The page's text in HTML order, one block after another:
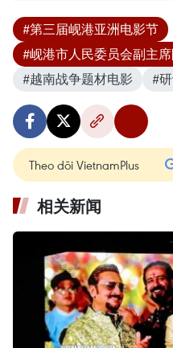
#第三届岘港亚洲电影节
#岘港市人民委员会副主
#越南战争题材电影
#
Theo dõi VietnamPlus
相关新闻